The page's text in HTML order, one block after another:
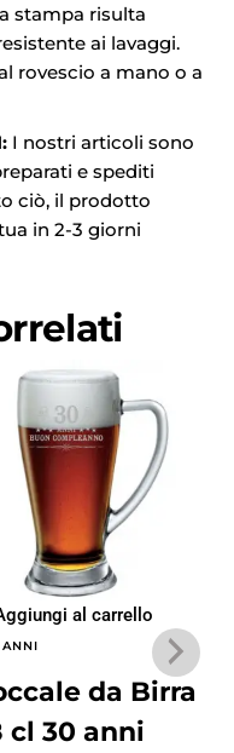
stampa risulta
ai lavaggi.
rovescio a mano o a
I nostri articoli sono
e spediti
ciò, il prodotto
in 2-3 giorni
al carrello
da Birra
cl 30 anni